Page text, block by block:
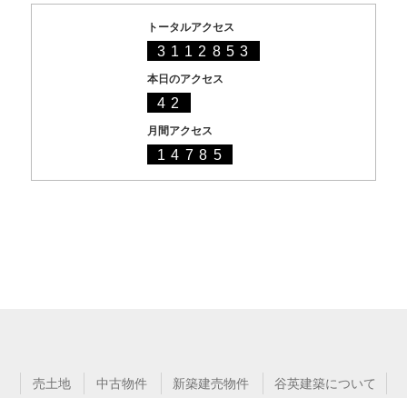
トータルアクセス
3112853
本日のアクセス
42
月間アクセス
14785
売土地 中古物件 新築建売物件 谷英建築について